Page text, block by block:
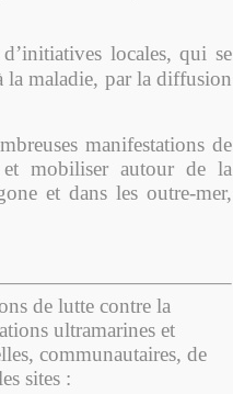
locales, qui se
la maladie, par la diffusion
manifestations de
mobiliser autour de la
et dans les outre-mer,
de lutte contre la
ultramarines et
communautaires, de
sites :